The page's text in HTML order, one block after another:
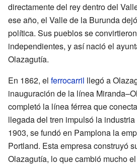
directamente del rey dentro del
ese año, el Valle de la Burunda
política. Sus pueblos se
independientes, y así nació el
Olazagutía.
En 1862, el ferrocarril llegó a
inauguración de la línea
completó la línea férrea que
llegada del tren impulsó la
1903, se fundó en Pamplona la
Portland. Esta empresa construyó
Olazagutía, lo que cambió mucho